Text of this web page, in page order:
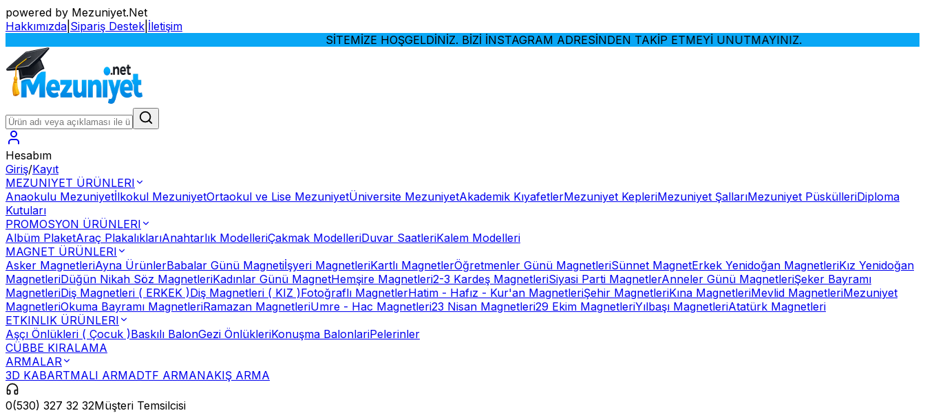
powered by Mezuniyet.Net
Hakkımızda Sipariş Destek İletişim
SİTEMİZE HOŞGELDİNİZ. BİZİ İNSTAGRAM ADRESİNDEN TAKİP ETMEYİ UNUTMAYINIZ.
Hesabım
Giriş/Kayıt
MEZUNIYET ÜRÜNLERI
Anaokulu Mezuniyetİlkokul MezuniyetOrtaokul ve Lise MezuniyetÜniversite MezuniyetAkademik KıyafetlerMezuniyet KepleriMezuniyet ŞallarıMezuniyet PüskülleriDiploma
Kutuları
PROMOSYON ÜRÜNLERI
Albüm PlaketAraç PlakalıklarıAnahtarlık ModelleriÇakmak ModelleriDuvar SaatleriKalem Modelleri
MAGNET ÜRÜNLERI
Asker MagnetleriAyna ÜrünlerBabalar Günü Magnetiİşyeri MagnetleriKartlı MagnetlerÖğretmenler Günü MagnetleriSünnet MagnetErkek Yenidoğan MagnetleriKız Yenidoğan
MagnetleriDüğün Nikah Söz MagnetleriKadınlar Günü MagnetHemşire Magnetleri2-3 Kardeş MagnetleriSiyasi Parti MagnetlerAnneler Günü MagnetleriŞeker Bayramı
MagnetleriDiş Magnetleri ( ERKEK )Diş Magnetleri ( KIZ )Fotoğraflı MagnetlerHatim - Hafız - Kur'an MagnetleriŞehir MagnetleriKına MagnetleriMevlid MagnetleriMezuniyet
MagnetleriOkuma Bayramı MagnetleriRamazan MagnetleriUmre - Hac Magnetleri23 Nisan Magnetleri29 Ekim MagnetleriYılbaşı MagnetleriAtatürk Magnetleri
ETKINLIK ÜRÜNLERI
Aşçı Önlükleri ( Çocuk )Baskılı BalonGezi ÖnlükleriKonuşma BalonlariPelerinler
CÜBBE KIRALAMA
ARMALAR
3D KABARTMALI ARMADTF ARMANAKIŞ ARMA
0(530) 327 32 32Müşteri Temsilcisi